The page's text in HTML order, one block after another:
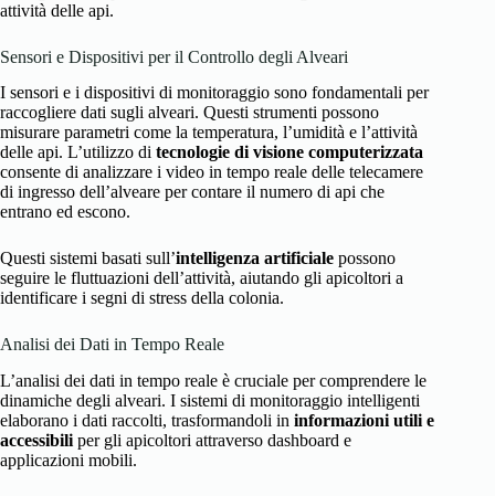
attività delle api.
Sensori e Dispositivi per il Controllo degli Alveari
I sensori e i dispositivi di monitoraggio sono fondamentali per
raccogliere dati sugli alveari. Questi strumenti possono
misurare parametri come la temperatura, l’umidità e l’attività
delle api. L’utilizzo di tecnologie di visione computerizzata
consente di analizzare i video in tempo reale delle telecamere
di ingresso dell’alveare per contare il numero di api che
entrano ed escono.
Questi sistemi basati sull’intelligenza artificiale possono
seguire le fluttuazioni dell’attività, aiutando gli apicoltori a
identificare i segni di stress della colonia.
Analisi dei Dati in Tempo Reale
L’analisi dei dati in tempo reale è cruciale per comprendere le
dinamiche degli alveari. I sistemi di monitoraggio intelligenti
elaborano i dati raccolti, trasformandoli in informazioni utili e
accessibili per gli apicoltori attraverso dashboard e
applicazioni mobili.